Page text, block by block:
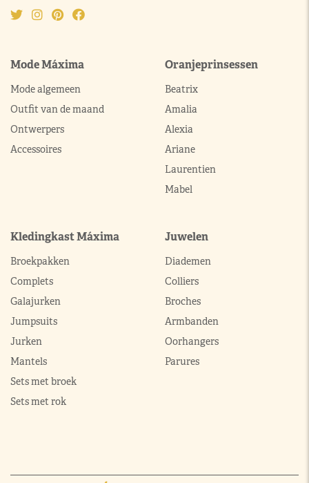
Mode Máxima
Mode algemeen
Outfit van de maand
Ontwerpers
Accessoires
Oranjeprinsessen
Beatrix
Amalia
Alexia
Ariane
Laurentien
Mabel
Kledingkast Máxima
Broekpakken
Complets
Galajurken
Jumpsuits
Jurken
Mantels
Sets met broek
Sets met rok
Juwelen
Diademen
Colliers
Broches
Armbanden
Oorhangers
Parures